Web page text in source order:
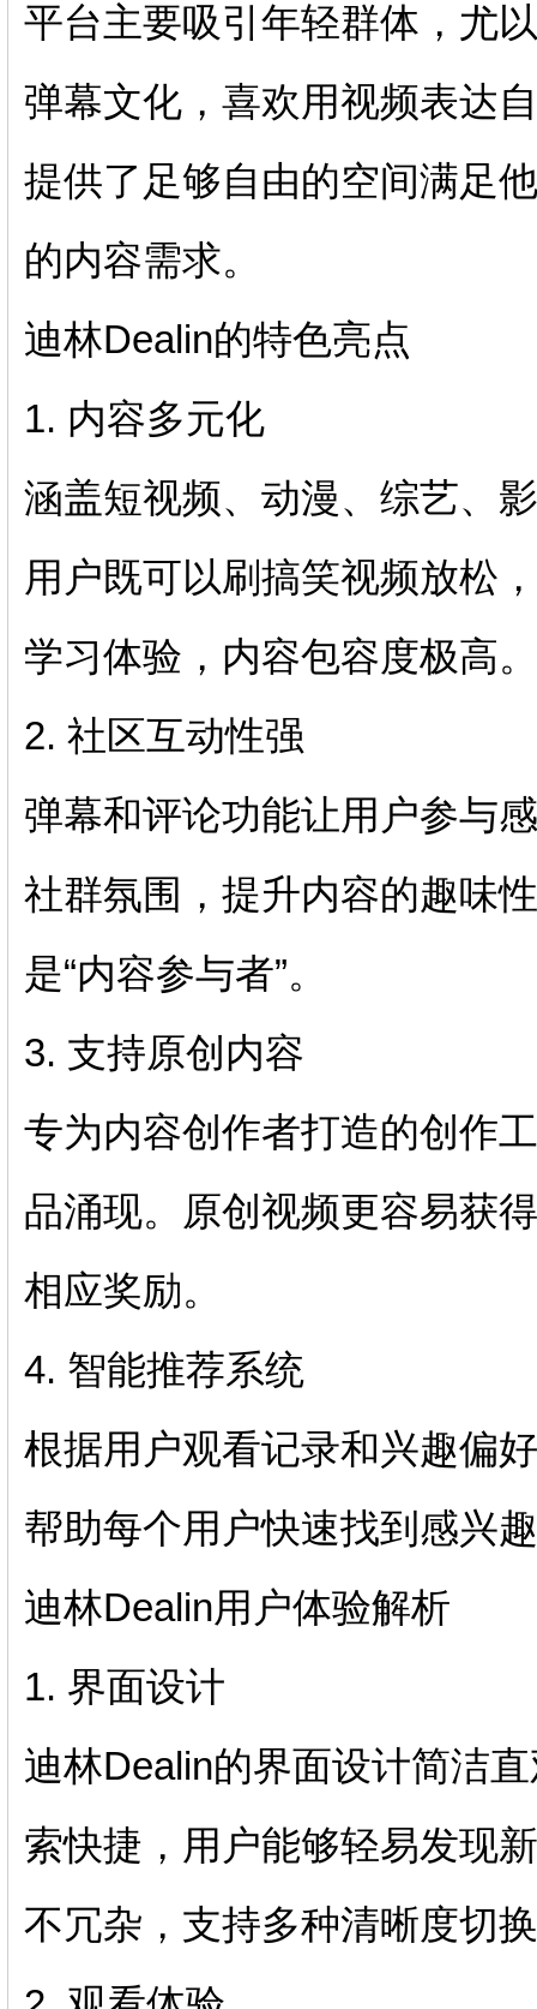
平台主要吸引年轻群体，尤
弹幕文化，喜欢用视频表达
提供了足够自由的空间满足
的内容需求。
迪林Dealin的特色亮点
1. 内容多元化
涵盖短视频、动漫、综艺、
用户既可以刷搞笑视频放松
学习体验，内容包容度极高。
2. 社区互动性强
弹幕和评论功能让用户参与
社群氛围，提升内容的趣味
是“内容参与者”。
3. 支持原创内容
专为内容创作者打造的创作
品涌现。原创视频更容易获
相应奖励。
4. 智能推荐系统
根据用户观看记录和兴趣偏
帮助每个用户快速找到感兴
迪林Dealin用户体验解析
1. 界面设计
迪林Dealin的界面设计简洁
索快捷，用户能够轻易发现
不冗杂，支持多种清晰度切